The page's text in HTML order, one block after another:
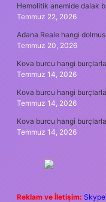
Hemolitik anemide dalak
Temmuz 22, 2026
Adana Reale hangi
Temmuz 20, 2026
Kova burcu hangi burçlarla
Temmuz 14, 2026
Kova burcu hangi burçlarla
Temmuz 14, 2026
Kova burcu hangi burçlarla
Temmuz 14, 2026
Reklam ve İletişim: